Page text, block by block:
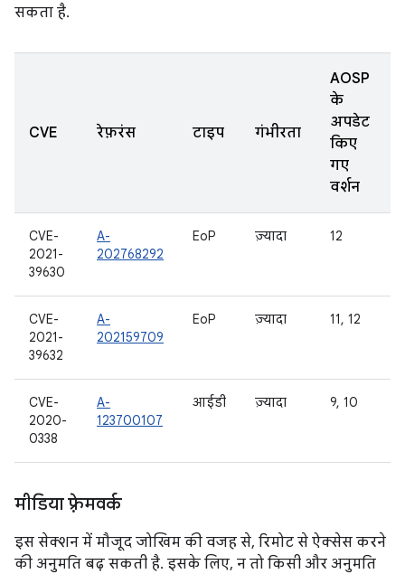
सकता है.
CVE रेफ़रंस टाइप गंभीरता
AOSP
के
अपडेट
किए
गए
वर्शन
CVE-
2021-
39630
A-
202768292
EoP ज़्यादा 12
CVE-
2021-
39632
A-
202159709
EoP ज़्यादा 11, 12
CVE-
2020-
0338
A-
123700107
आईडी ज़्यादा 9, 10
मीडिया फ़्रेमवर्क
इस सेक्शन में मौजूद जोखिम की वजह से, रिमोट से ऐक्सेस करने
की अनुमति बढ़ सकती है. इसके लिए, न तो किसी और अनुमति